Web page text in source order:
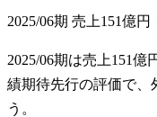
2025/06期 売上151億
2025/06期は売上151億
績期待先行の評価で、
う。